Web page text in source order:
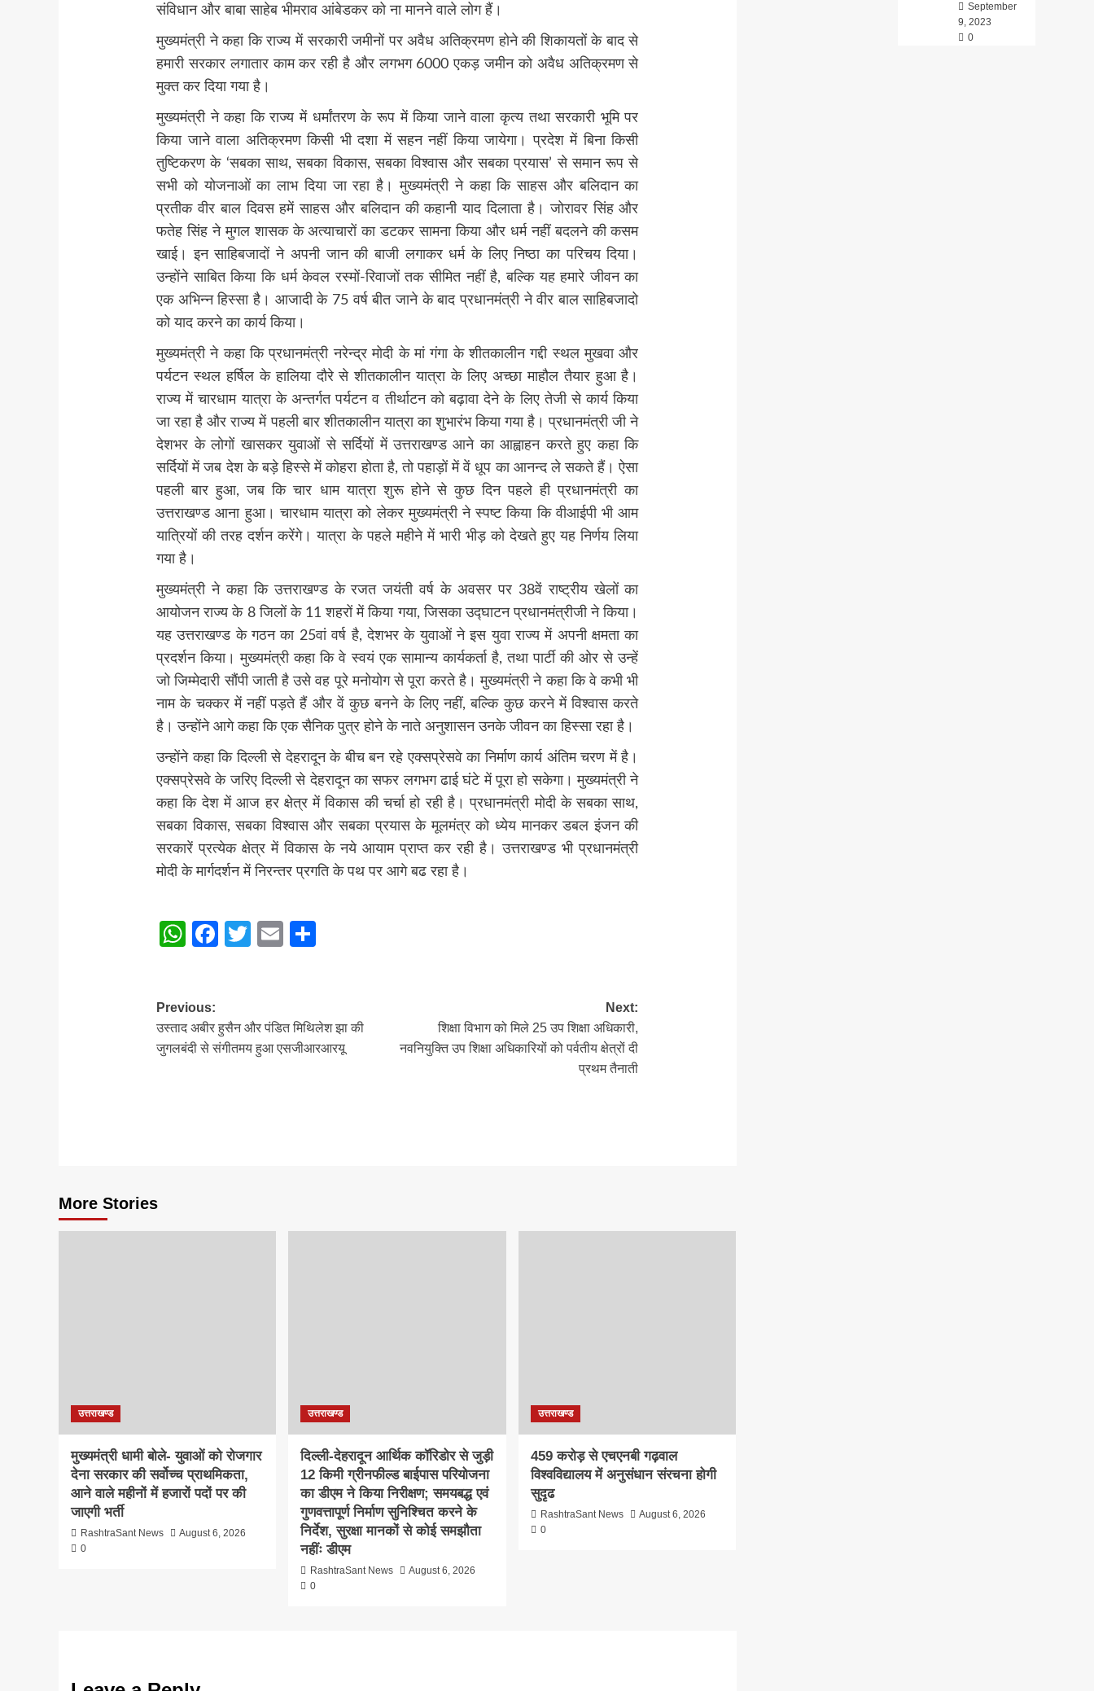
संविधान और बाबा साहेब भीमराव आंबेडकर को ना मानने वाले लोग हैं।
मुख्यमंत्री ने कहा कि राज्य में सरकारी जमीनों पर अवैध अतिक्रमण होने की शिकायतों के बाद से
हमारी सरकार लगातार काम कर रही है और लगभग 6000 एकड़ जमीन को अवैध अतिक्रमण से
मुक्त कर दिया गया है।
मुख्यमंत्री ने कहा कि राज्य में धर्मांतरण के रूप में किया जाने वाला कृत्य तथा सरकारी भूमि पर
किया जाने वाला अतिक्रमण किसी भी दशा में सहन नहीं किया जायेगा। प्रदेश में बिना किसी
तुष्टिकरण के ‘सबका साथ, सबका विकास, सबका विश्वास और सबका प्रयास’ से समान रूप से
सभी को योजनाओं का लाभ दिया जा रहा है। मुख्यमंत्री ने कहा कि साहस और बलिदान का
प्रतीक वीर बाल दिवस हमें साहस और बलिदान की कहानी याद दिलाता है। जोरावर सिंह और
फतेह सिंह ने मुगल शासक के अत्याचारों का डटकर सामना किया और धर्म नहीं बदलने की कसम
खाई। इन साहिबजादों ने अपनी जान की बाजी लगाकर धर्म के लिए निष्ठा का परिचय दिया।
उन्होंने साबित किया कि धर्म केवल रस्मों-रिवाजों तक सीमित नहीं है, बल्कि यह हमारे जीवन का
एक अभिन्न हिस्सा है। आजादी के 75 वर्ष बीत जाने के बाद प्रधानमंत्री ने वीर बाल साहिबजादो
को याद करने का कार्य किया।
मुख्यमंत्री ने कहा कि प्रधानमंत्री नरेन्द्र मोदी के मां गंगा के शीतकालीन गद्दी स्थल मुखवा और
पर्यटन स्थल हर्षिल के हालिया दौरे से शीतकालीन यात्रा के लिए अच्छा माहौल तैयार हुआ है।
राज्य में चारधाम यात्रा के अन्तर्गत पर्यटन व तीर्थाटन को बढ़ावा देने के लिए तेजी से कार्य किया
जा रहा है और राज्य में पहली बार शीतकालीन यात्रा का शुभारंभ किया गया है। प्रधानमंत्री जी ने
देशभर के लोगों खासकर युवाओं से सर्दियों में उत्तराखण्ड आने का आह्वाहन करते हुए कहा कि
सर्दियों में जब देश के बड़े हिस्से में कोहरा होता है, तो पहाड़ों में वें धूप का आनन्द ले सकते हैं। ऐसा
पहली बार हुआ, जब कि चार धाम यात्रा शुरू होने से कुछ दिन पहले ही प्रधानमंत्री का
उत्तराखण्ड आना हुआ। चारधाम यात्रा को लेकर मुख्यमंत्री ने स्पष्ट किया कि वीआईपी भी आम
यात्रियों की तरह दर्शन करेंगे। यात्रा के पहले महीने में भारी भीड़ को देखते हुए यह निर्णय लिया
गया है।
मुख्यमंत्री ने कहा कि उत्तराखण्ड के रजत जयंती वर्ष के अवसर पर 38वें राष्ट्रीय खेलों का
आयोजन राज्य के 8 जिलों के 11 शहरों में किया गया, जिसका उद्घाटन प्रधानमंत्रीजी ने किया।
यह उत्तराखण्ड के गठन का 25वां वर्ष है, देशभर के युवाओं ने इस युवा राज्य में अपनी क्षमता का
प्रदर्शन किया। मुख्यमंत्री कहा कि वे स्वयं एक सामान्य कार्यकर्ता है, तथा पार्टी की ओर से उन्हें
जो जिम्मेदारी सौंपी जाती है उसे वह पूरे मनोयोग से पूरा करते है। मुख्यमंत्री ने कहा कि वे कभी भी
नाम के चक्कर में नहीं पड़ते हैं और वें कुछ बनने के लिए नहीं, बल्कि कुछ करने में विश्वास करते
है। उन्होंने आगे कहा कि एक सैनिक पुत्र होने के नाते अनुशासन उनके जीवन का हिस्सा रहा है।
उन्होंने कहा कि दिल्ली से देहरादून के बीच बन रहे एक्सप्रेसवे का निर्माण कार्य अंतिम चरण में है।
एक्सप्रेसवे के जरिए दिल्ली से देहरादून का सफर लगभग ढाई घंटे में पूरा हो सकेगा। मुख्यमंत्री ने
कहा कि देश में आज हर क्षेत्र में विकास की चर्चा हो रही है। प्रधानमंत्री मोदी के सबका साथ,
सबका विकास, सबका विश्वास और सबका प्रयास के मूलमंत्र को ध्येय मानकर डबल इंजन की
सरकारें प्रत्येक क्षेत्र में विकास के नये आयाम प्राप्त कर रही है। उत्तराखण्ड भी प्रधानमंत्री
मोदी के मार्गदर्शन में निरन्तर प्रगति के पथ पर आगे बढ रहा है।
Navigation
WhatsApp
Facebook
Twitter
Email
Post
navigation
Previous:
उस्ताद अबीर हुसैन और पंडित मिथिलेश झा की
जुगलबंदी से संगीतमय हुआ एसजीआरआरयू
Next:
शिक्षा विभाग को मिले 25 उप शिक्षा अधिकारी,
नवनियुक्ति उप शिक्षा अधिकारियों को पर्वतीय क्षेत्रों दी
प्रथम तैनाती
More Stories
उत्तराखण्ड
मुख्यमंत्री धामी बोले- युवाओं को रोजगार
देना सरकार की सर्वोच्च प्राथमिकता,
आने वाले महीनों में हजारों पदों पर की
जाएगी भर्ती
RashtraSant News
August 6, 2026
0
उत्तराखण्ड
दिल्ली-देहरादून आर्थिक कॉरिडोर से जुड़ी
12 किमी ग्रीनफील्ड बाईपास परियोजना
का डीएम ने किया निरीक्षण; समयबद्ध एवं
गुणवत्तापूर्ण निर्माण सुनिश्चित करने के
निर्देश, सुरक्षा मानकों से कोई समझौता
नहींः डीएम
RashtraSant News
August 6, 2026
0
उत्तराखण्ड
459 करोड़ से एचएनबी गढ़वाल
विश्वविद्यालय में अनुसंधान संरचना होगी
सुदृढ
RashtraSant News
August 6, 2026
0
September
9, 2023
0